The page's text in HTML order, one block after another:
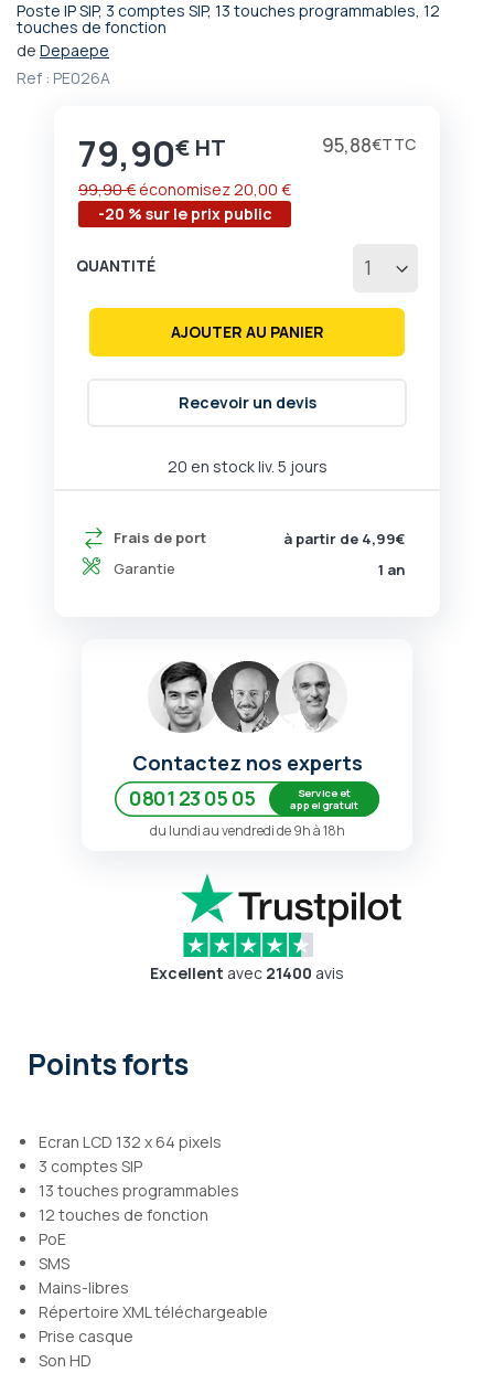
Poste IP SIP, 3 comptes SIP, 13 touches programmables, 12
touches de fonction
de Depaepe
Ref : PE026A
Prix
79,90€ 95,88€
-20 % sur le prix public
99,90 € économisez20,00 €
20 en stock liv. 5 jours
Frais de port
à partir de 4,99€
Garantie
1 an
QUANTITÉ
AJOUTER AU PANIER
Recevoir un devis
Passer
au
de
Contactez nos experts
0801 23 05 05
Service et
appel gratuit
du lundi au vendredi de 9h à 18h
Excellent avec 21400 avis
Points forts
Ecran LCD 132 x 64 pixels
3 comptes SIP
13 touches programmables
12 touches de fonction
PoE
SMS
Mains-libres
Répertoire XML téléchargeable
Prise casque
Son HD